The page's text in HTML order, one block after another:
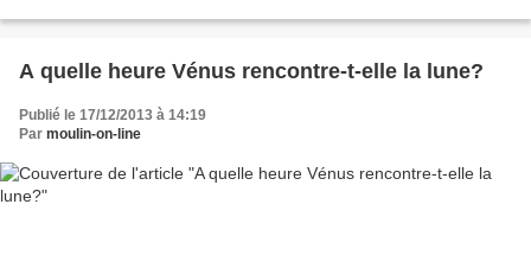
A quelle heure Vénus rencontre-t-elle la lune?
Publié le 17/12/2013 à 14:19
Par moulin-on-line